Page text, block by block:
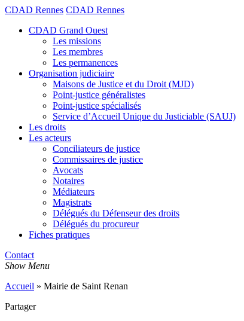
CDAD Rennes CDAD Rennes
CDAD Grand Ouest
Les missions
Les membres
Les permanences
Organisation judiciaire
Maisons de Justice et du Droit (MJD)
Point-justice généralistes
Point-justice spécialisés
Service d’Accueil Unique du Justiciable (SAUJ)
Les droits
Les acteurs
Conciliateurs de justice
Commissaires de justice
Avocats
Notaires
Médiateurs
Magistrats
Délégués du Défenseur des droits
Délégués du procureur
Fiches pratiques
Contact
Show Menu
Accueil » Mairie de Saint Renan
Partager